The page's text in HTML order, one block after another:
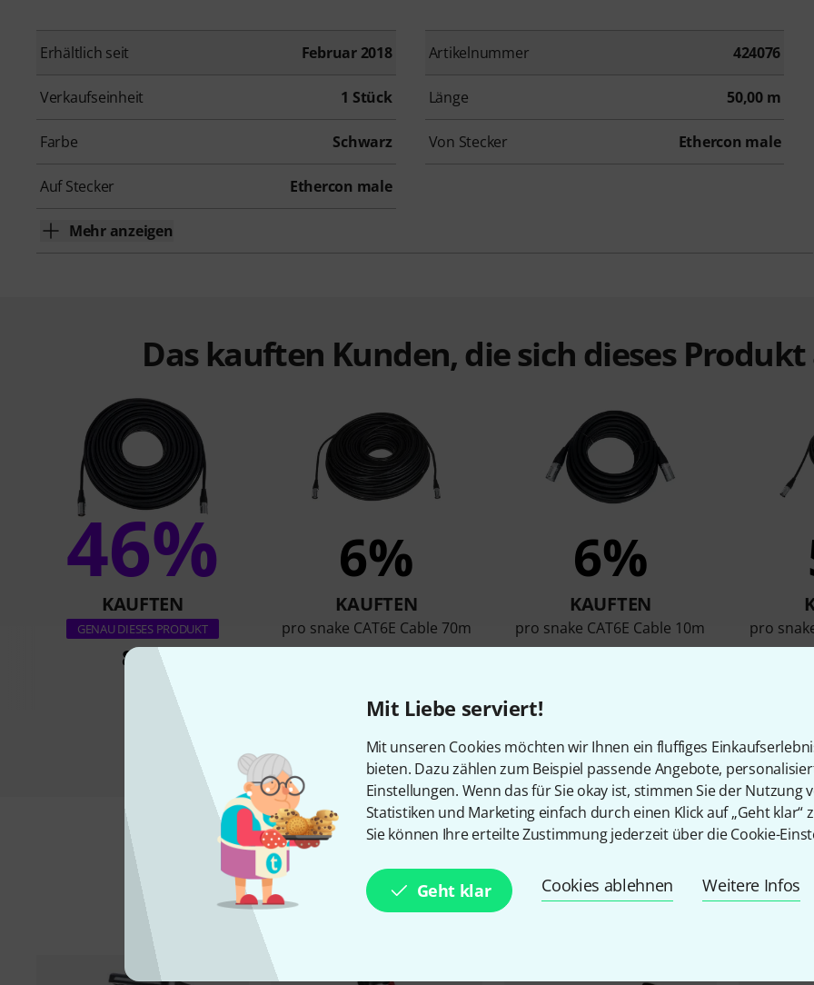
Mit Liebe serviert!
Mit unseren Cookies möchten wir Ihnen ein fluffiges
bieten. Dazu zählen zum Beispiel passende Angebote,
Einstellungen. Wenn das für Sie okay ist, stimmen Sie der Nutzung
Statistiken und Marketing einfach durch einen Klick auf „Geht klar“
Sie können Ihre erteilte Zustimmung jederzeit über die Cookie-
Geht klar Cookies ablehnen Weitere Infos
Erhältlich seit Februar 2018 Artikelnummer 424076
Verkaufseinheit 1 Stück Länge 50,00 m
Farbe Schwarz Von Stecker Ethercon male
Auf Stecker Ethercon male
Mehr anzeigen
Das kauften Kunden, die sich dieses
46%
KAUFTEN
GENAU DIESES PRODUKT
89 €
6%
KAUFTEN
pro snake CAT6E Cable 70m
115 €
6%
KAUFTEN
pro snake CAT6E Cable 10m
21 €
pro
Vergleichen
Zubehör & passende Artikel